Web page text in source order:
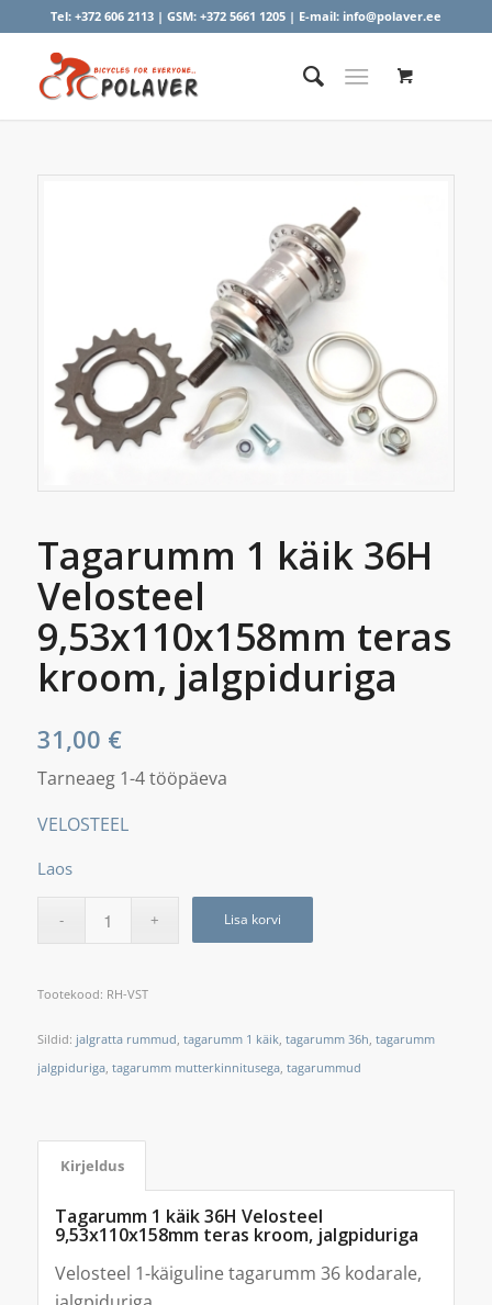
Tel: +372 606 2113| GSM: +372 5661 1205| E-mail: info@polaver.ee
Tagarumm 1 käik 36H
Velosteel
9,53x110x158mm teras
kroom, jalgpiduriga
31,00 €
Tarneaeg 1-4 tööpäeva
VELOSTEEL
Laos
Lisa korvi
Tootekood: RH-VST
Sildid: jalgratta rummud tagarumm 1 käik tagarumm 36h tagarumm
jalgpiduriga, tagarumm mutterkinnitusega, tagarummud
Kirjeldus
Tagarumm 1 käik 36H Velosteel
9,53x110x158mm teras kroom, jalgpiduriga
Velosteel 1-käiguline tagarumm 36 kodarale,